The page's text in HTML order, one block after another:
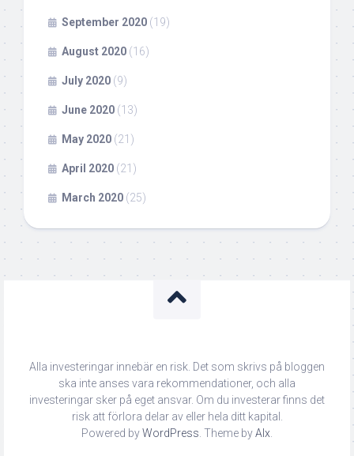
September 2020 (19)
August 2020 (16)
July 2020 (9)
June 2020 (13)
May 2020 (21)
April 2020 (21)
March 2020 (25)
Alla investeringar innebär en risk. Det som skrivs på bloggen
ska inte anses vara rekommendationer, och alla
investeringar sker på eget ansvar. Om du investerar finns det
risk att förlora delar av eller hela ditt kapital.
Powered byWordPress . Theme byAlx